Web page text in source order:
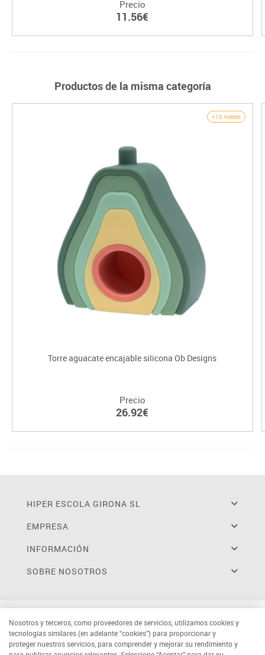
Precio
11.56€
Productos de la misma categoría
+10 meses
Torre aguacate encajable silicona Ob Designs
Precio
26.92€
HIPER ESCOLA GIRONA SL
EMPRESA
INFORMACIÓN
SOBRE NOSOTROS
Nosotros y terceros, como proveedores de servicios, utilizamos cookies y
tecnologías similares (en adelante “cookies”) para proporcionar y
proteger nuestros servicios, para comprender y mejorar su rendimiento y